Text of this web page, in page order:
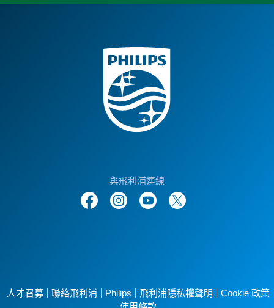
與飛利浦連線
人才召募 聯絡飛利浦 Philips 飛利浦隱私權聲明
Cookie 政策